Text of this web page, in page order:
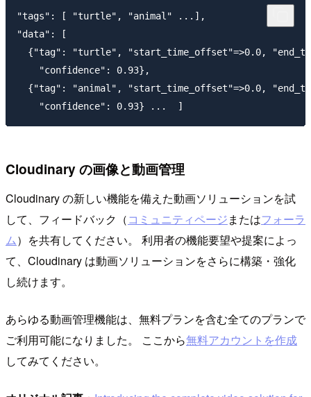
"tags": [ "turtle", "animal" ...],
"data": [
{"tag": "turtle", "start_time_offset"=>0.0,
"confidence": 0.93},
{"tag": "animal", "start_time_offset"=>0.0,
"confidence": 0.93} ...  ]
Cloudinary の画像と動画管理
Cloudinary の新しい機能を備えた動画ソリューションを試
して、フィードバック（コミュニティページまたはフォーラ
ム）を共有してください。 利用者の機能要望や提案によっ
て、Cloudinary は動画ソリューションをさらに構築・強化
し続けます。
あらゆる動画管理機能は、無料プランを含む全てのプランで
ご利用可能になりました。 ここから無料アカウントを作成
してみてください。